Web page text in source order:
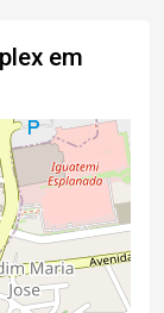
em